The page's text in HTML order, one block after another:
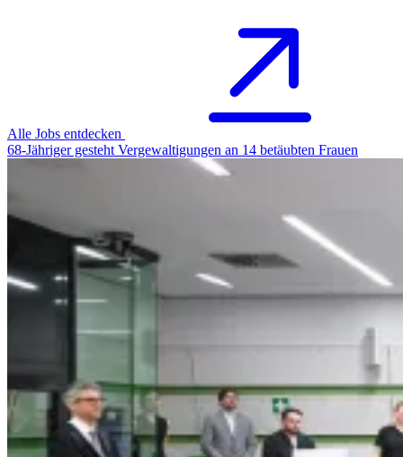
Alle Jobs entdecken
68-Jähriger gesteht Vergewaltigungen an 14 betäubten Frauen